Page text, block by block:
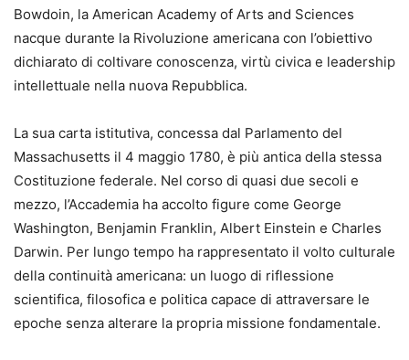
Bowdoin, la American Academy of Arts and Sciences
nacque durante la Rivoluzione americana con l’obiettivo
dichiarato di coltivare conoscenza, virtù civica e leadership
intellettuale nella nuova Repubblica.
La sua carta istitutiva, concessa dal Parlamento del
Massachusetts il 4 maggio 1780, è più antica della stessa
Costituzione federale. Nel corso di quasi due secoli e
mezzo, l’Accademia ha accolto figure come George
Washington, Benjamin Franklin, Albert Einstein e Charles
Darwin. Per lungo tempo ha rappresentato il volto culturale
della continuità americana: un luogo di riflessione
scientifica, filosofica e politica capace di attraversare le
epoche senza alterare la propria missione fondamentale.